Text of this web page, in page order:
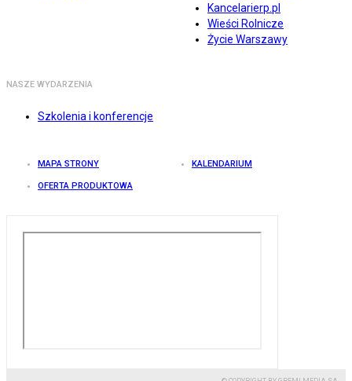
Kancelarierp.pl
Wieści Rolnicze
Życie Warszawy
NASZE WYDARZENIA
Szkolenia i konferencje
MAPA STRONY KALENDARIUM
OFERTA PRODUKTOWA